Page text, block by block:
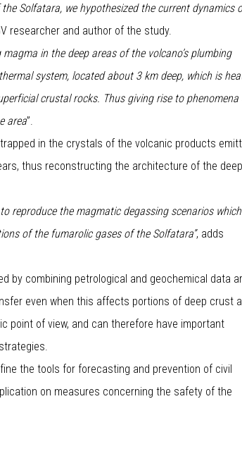
Solfatara, we hypothesized the current dynamics
researcher and author of the study.
in the deep areas of the volcano’s plumbing
system, located about 3 km deep, which is
crustal rocks. Thus giving rise to phenomena
area”.
in the crystals of the volcanic products
thus reconstructing the architecture of the deep
reproduce the magmatic degassing scenarios
of the fumarolic gases of the Solfatara”, adds
by combining petrological and geochemical data
even when this affects portions of deep crust
point of view, and can therefore have important
the tools for forecasting and prevention of civil
on measures concerning the safety of the